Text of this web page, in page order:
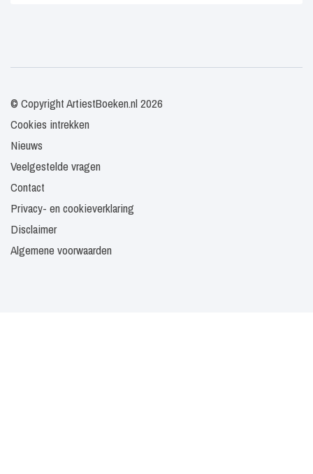
© Copyright ArtiestBoeken.nl 2026
Cookies intrekken
Nieuws
Veelgestelde vragen
Contact
Privacy- en cookieverklaring
Disclaimer
Algemene voorwaarden